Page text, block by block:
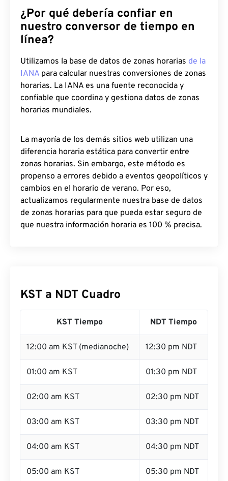
¿Por qué debería confiar en
nuestro conversor de tiempo en
línea?
Utilizamos la base de datos de zonas horarias de la
IANA para calcular nuestras conversiones de zonas
horarias. La IANA es una fuente reconocida y
confiable que coordina y gestiona datos de zonas
horarias mundiales.
La mayoría de los demás sitios web utilizan una
diferencia horaria estática para convertir entre
zonas horarias. Sin embargo, este método es
propenso a errores debido a eventos geopolíticos y
cambios en el horario de verano. Por eso,
actualizamos regularmente nuestra base de datos
de zonas horarias para que pueda estar seguro de
que nuestra información horaria es 100 % precisa.
KST a NDT Cuadro
KST Tiempo NDT Tiempo
12:00 am KST (medianoche) 12:30 pm NDT
01:00 am KST 01:30 pm NDT
02:00 am KST 02:30 pm NDT
03:00 am KST 03:30 pm NDT
04:00 am KST 04:30 pm NDT
05:00 am KST 05:30 pm NDT